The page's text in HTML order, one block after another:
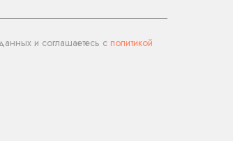
и соглашаетесь c политикой